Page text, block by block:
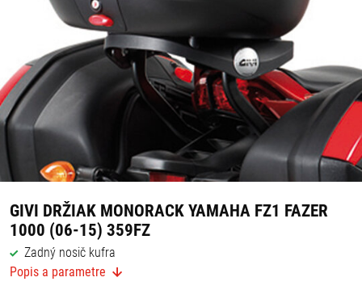
GIVI DRŽIAK MONORACK YAMAHA FZ1 FAZER
1000 (06-15) 359FZ
Zadný nosič kufra
Vhodný pre kufre so systémom MONOLOCK
Popis a parametre